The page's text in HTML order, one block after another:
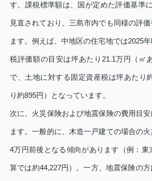
す。課税標準額は、国が定めた評価基準
見直されており、三島市内でも同様の評
ます。例えば、中地区の住宅地では2025
税評価額の目安は坪あたり21.1万円（㎡
で、土地に対する固定資産税は坪あたり
り約895円）となっています。
次に、火災保険および地震保険の費用目
ます。一般的に、木造一戸建ての場合の
4万円前後となる傾向があります（例：東
算では約44,227円）。一方、地震保険の